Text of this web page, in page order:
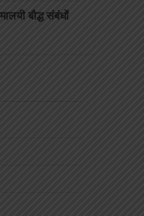
बौद्ध संबंधों